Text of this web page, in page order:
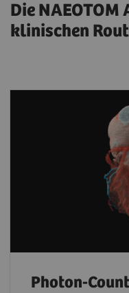
Die
klinischen
Photon-